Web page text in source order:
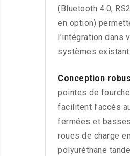
(Bluetooth 4.0,
en option)
l’intégration dans
systèmes
Conception
pointes de
facilitent l’accès
fermées et
roues de charge en
polyuréthane